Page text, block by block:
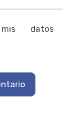
mis datos